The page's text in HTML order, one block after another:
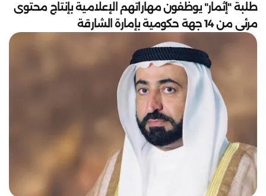
طلبة "إثمار" يوظفون مهاراتهم الإعلامية بإنتاج محتوى
مرئي من 14 جهة حكومية بإمارة الشارقة